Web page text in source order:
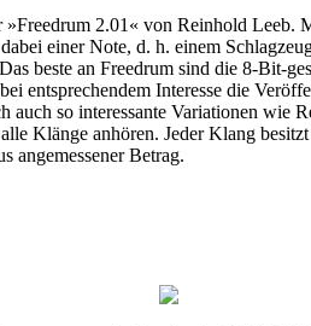
2.01« von Reinhold Leeb.
einer Note, d. h. einem
beste an Freedrum sind die 8-Bit-
entsprechendem Interesse die
so interessante Variationen wie
Klänge anhören. Jeder Klang
angemessener Betrag.